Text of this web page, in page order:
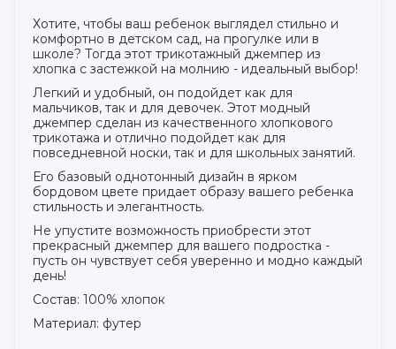
Хотите, чтобы ваш ребенок выглядел стильно и
комфортно в детском сад, на прогулке или в
школе? Тогда этот трикотажный джемпер из
хлопка с застежкой на молнию - идеальный выбор!
Легкий и удобный, он подойдет как для
мальчиков, так и для девочек. Этот модный
джемпер сделан из качественного хлопкового
трикотажа и отлично подойдет как для
повседневной носки, так и для школьных занятий.
Его базовый однотонный дизайн в ярком
бордовом цвете придает образу вашего ребенка
стильность и элегантность.
Не упустите возможность приобрести этот
прекрасный джемпер для вашего подростка -
пусть он чувствует себя уверенно и модно каждый
день!
Состав: 100% хлопок
Материал: футер